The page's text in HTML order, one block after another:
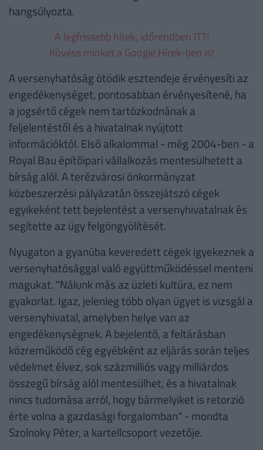
hangsúlyozta.
A legfrissebb hírek, időrendben ITT!
Kövess minket a Google Hírek-ben is!
A versenyhatóság ötödik esztendeje érvényesíti az
engedékenységet, pontosabban érvényesítené, ha
a jogsértő cégek nem tartózkodnának a
feljelentéstől és a hivatalnak nyújtott
információktól. Első alkalommal - még 2004-ben - a
Royal Bau építőipari vállalkozás mentesülhetett a
bírság alól. A terézvárosi önkormányzat
közbeszerzési pályázatán összejátszó cégek
egyikeként tett bejelentést a versenyhivatalnak és
segítette az ügy felgöngyölítését.
Nyugaton a gyanúba keveredett cégek igyekeznek a
versenyhatósággal való együttműködéssel menteni
magukat. "Nálunk más az üzleti kultúra, ez nem
gyakorlat. Igaz, jelenleg több olyan ügyet is vizsgál a
versenyhivatal, amelyben helye van az
engedékenységnek. A bejelentő, a feltárásban
közreműködő cég egyébként az eljárás során teljes
védelmet élvez, sok százmilliós vagy milliárdos
összegű bírság alól mentesülhet, és a hivatalnak
nincs tudomása arról, hogy bármelyiket is retorzió
érte volna a gazdasági forgalomban" - mondta
Szolnoky Péter, a kartellcsoport vezetője.